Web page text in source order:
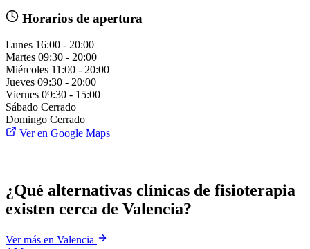
Horarios de apertura
Lunes 16:00 - 20:00
Martes 09:30 - 20:00
Miércoles 11:00 - 20:00
Jueves 09:30 - 20:00
Viernes 09:30 - 15:00
Sábado Cerrado
Domingo Cerrado
Ver en Google Maps
¿Qué alternativas clínicas de fisioterapia
existen cerca de Valencia?
Ver más en Valencia